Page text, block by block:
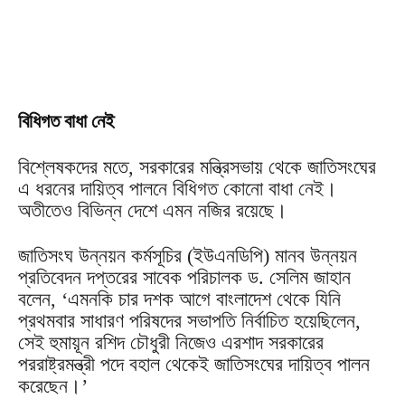
বিধিগত বাধা নেই
বিশ্লেষকদের মতে, সরকারের মন্ত্রিসভায় থেকে জাতিসংঘের
এ ধরনের দায়িত্ব পালনে বিধিগত কোনো বাধা নেই।
অতীতেও বিভিন্ন দেশে এমন নজির রয়েছে।
জাতিসংঘ উন্নয়ন কর্মসূচির (ইউএনডিপি) মানব উন্নয়ন
প্রতিবেদন দপ্তরের সাবেক পরিচালক ড. সেলিম জাহান
বলেন, ‘এমনকি চার দশক আগে বাংলাদেশ থেকে যিনি
প্রথমবার সাধারণ পরিষদের সভাপতি নির্বাচিত হয়েছিলেন,
সেই হুমায়ূন রশিদ চৌধুরী নিজেও এরশাদ সরকারের
পররাষ্ট্রমন্ত্রী পদে বহাল থেকেই জাতিসংঘের দায়িত্ব পালন
করেছেন।’